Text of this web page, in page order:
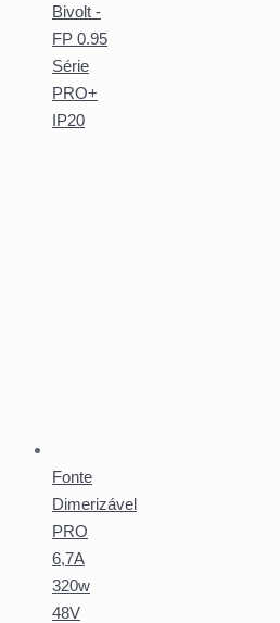
Bivolt -
FP 0.95
Série
PRO+
IP20
Fonte
Dimerizável
PRO
6,7A
320w
48V